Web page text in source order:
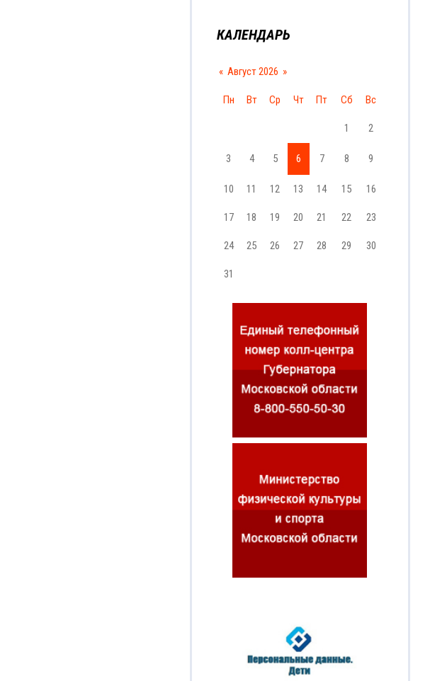
КАЛЕНДАРЬ
« Август 2026 »
Пн Вт Ср Чт Пт Сб Вс
1 2
3 4 5 6 7 8 9
10 11 12 13 14 15 16
17 18 19 20 21 22 23
24 25 26 27 28 29 30
31